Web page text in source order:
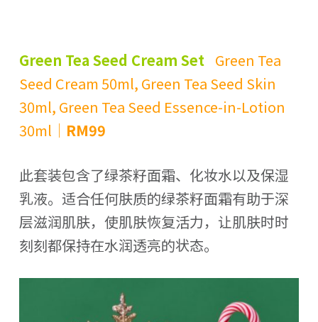
Green Tea Seed Cream Set Green Tea
Seed Cream 50ml, Green Tea Seed Skin
30ml, Green Tea Seed Essence-in-Lotion
30ml｜ RM99
此套装包含了绿茶籽面霜、化妆水以及保湿
乳液。适合任何肤质的绿茶籽面霜有助于深
层滋润肌肤，使肌肤恢复活力，让肌肤时时
刻刻都保持在水润透亮的状态。